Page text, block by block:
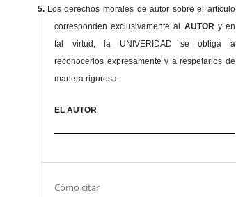
5. Los derechos morales de autor sobre el artículo
corresponden exclusivamente al AUTOR y en
tal virtud, la UNIVERIDAD se obliga a
reconocerlos expresamente y a respetarlos de
manera rigurosa.
EL AUTOR
Cómo citar